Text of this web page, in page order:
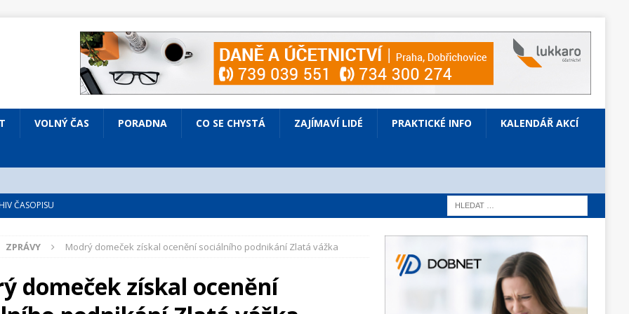
VOLNÝ ČAS PORADNA CO SE CHYSTÁ ZAJÍMAVÍ LIDÉ PRAKTICKÉ INFO KALENDÁŘ AKCÍ
ČASOPISU
VOLNÝ ČAS
Prodaná nevěsta
KULTURA
ve Všenorech
ZPRÁVY Modrý domeček získal ocenění sociálního podnikání Zlatá vážka
domeček získal ocenění